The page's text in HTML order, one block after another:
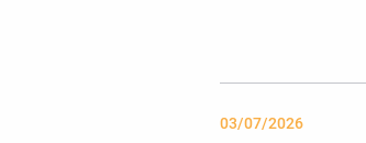
03/07/2026